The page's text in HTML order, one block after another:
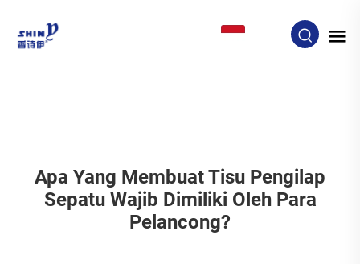
Apa Yang Membuat Tisu Pengilap
Sepatu Wajib Dimiliki Oleh Para
Pelancong?